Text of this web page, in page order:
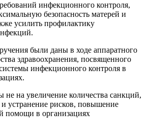
инфекционного контроля,
безопасность матерей и
усилить профилактику
были даны в ходе аппаратного
здравоохранения, посвященного
инфекционного контроля в
не на увеличение количества санкций,
устранение рисков, повышение
помощи в организациях